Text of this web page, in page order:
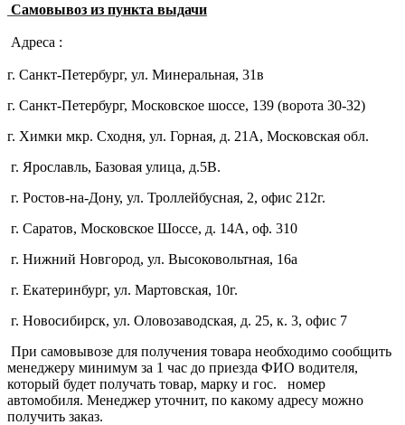
Самовывоз из пункта выдачи
Адреса :
г. Санкт-Петербург, ул. Минеральная, 31в
г. Санкт-Петербург, Московское шоссе, 139 (ворота 30-32)
г. Химки мкр. Сходня, ул. Горная, д. 21А, Московская обл.
г. Ярославль, Базовая улица, д.5В.
г. Ростов-на-Дону, ул. Троллейбусная, 2, офис 212г.
г. Саратов, Московское Шоссе, д. 14А, оф. 310
г. Нижний Новгород, ул. Высоковольтная, 16а
г. Екатеринбург, ул. Мартовская, 10г.
г. Новосибирск, ул. Оловозаводская, д. 25, к. 3, офис 7
При самовывозе для получения товара необходимо сообщить
менеджеру минимум за 1 час до приезда ФИО водителя,
который будет получать товар, марку и гос. номер
автомобиля. Менеджер уточнит, по какому адресу можно
получить заказ.